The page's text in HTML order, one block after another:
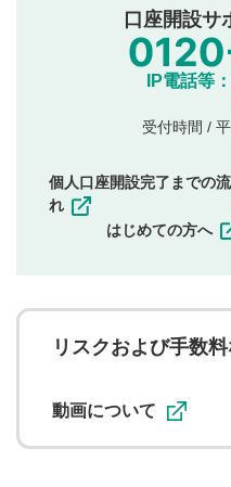
公序良俗に反する
氏名、住所、電話
他のサイトへの
他者の権利（商
同一内容の多重投稿
その他当社が不適
一度投稿した評価およ
ことを承諾したものとし
に関する著作者人格権を
用者が投稿したコメント
ることがあります。
口座開設サ
IP電話等
受付時間 /
個人口座開設完了までの流
れ
はじめての方へ
リスクおよび手数
動画について